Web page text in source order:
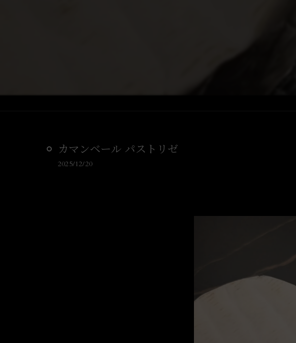
カマンベール パストリゼ
2025/12/20